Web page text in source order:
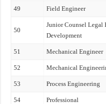
49 Field Engineer
50
Junior Counsel Legal
Development
51 Mechanical Engineer
52 Mechanical
53 Process Engineering
54 Professional